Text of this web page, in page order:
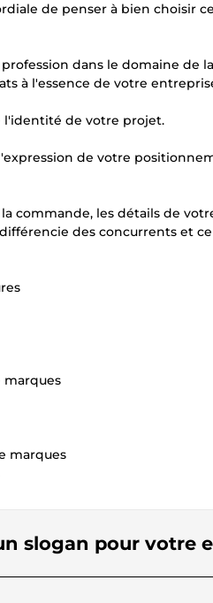
de penser à bien choisir
dans le domaine de
à l'essence de votre
l'identité de votre projet.
de votre
commande, les détails de
des concurrents et
marques
marques
slogan pour votre